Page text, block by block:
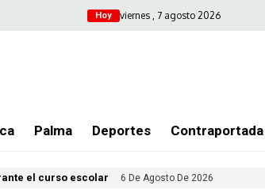
Hoy viernes , 7 agosto 2026
Palma Deportes Contraportada
el curso escolar 6 De Agosto De 2026